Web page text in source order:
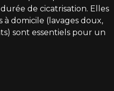
de cicatrisation. Elles
domicile (lavages doux,
sont essentiels pour un